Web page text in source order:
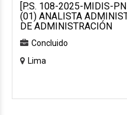
[P.S. 108-2025-MIDIS-
(01) ANALISTA
DE ADMINISTRACIÓN
Concluido
Lima